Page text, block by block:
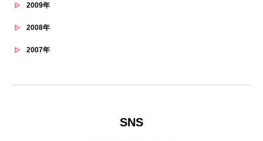
2009年
2008年
2007年
SNS